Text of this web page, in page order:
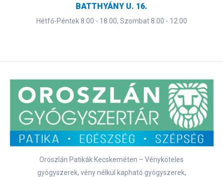
BATTHYÁNY U. 16.
Hétfő-Péntek 8.00 - 18.00, Szombat 8.00 - 12.00
Oroszlán Patikák Kecskeméten – Vényköteles
gyógyszerek, vény nélkül kapható gyógyszerek,